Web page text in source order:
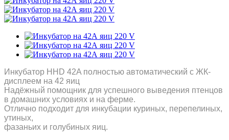
Инкубатор HHD 42A полностью автоматический с ЖК-
дисплеем на 42 яиц
Надёжный помощник для успешного выведения птенцов
в домашних условиях и на ферме.
Отлично подходит для инкубации куриных, перепелиных,
утиных,
фазаньих и голубиных яиц.